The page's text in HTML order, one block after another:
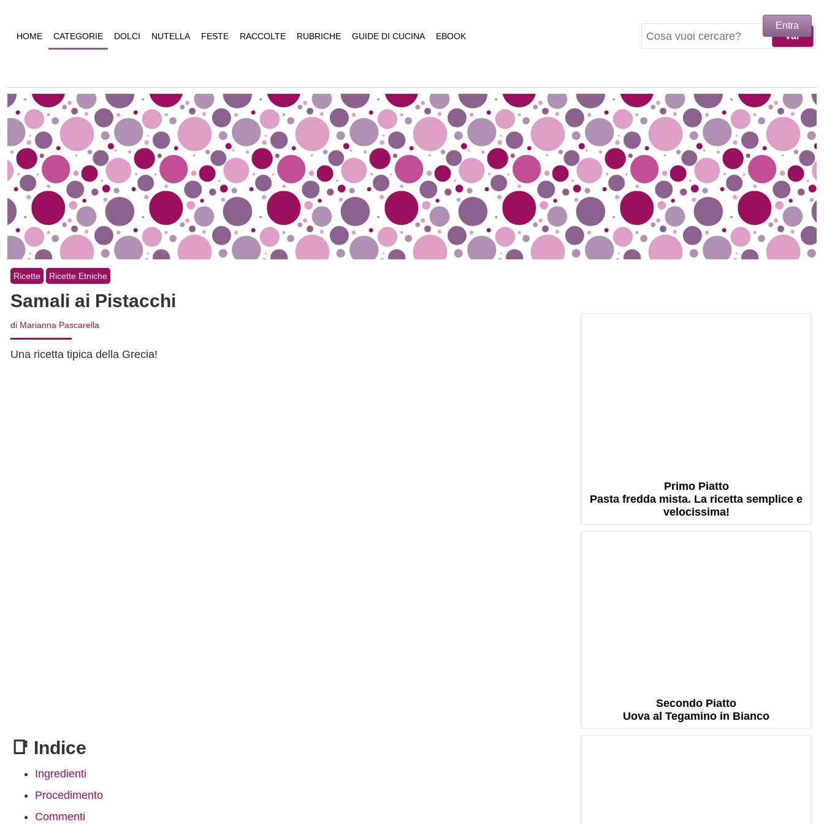
HOME CATEGORIE DOLCI NUTELLA FESTE RACCOLTE RUBRICHE GUIDE DI CUCINA EBOOK
Ricette Ricette Etniche
Samali ai Pistacchi
di Marianna Pascarella
Una ricetta tipica della Grecia!
📑 Indice
Ingredienti
Procedimento
Commenti
Primo Piatto
Pasta fredda mista. La ricetta semplice e
velocissima!
Secondo Piatto
Uova al Tegamino in Bianco
Entra